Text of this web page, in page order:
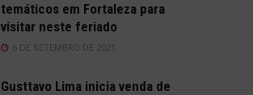
temáticos em Fortaleza para
visitar neste feriado
6 DE SETEMBRO DE 2021
Gusttavo Lima inicia venda de